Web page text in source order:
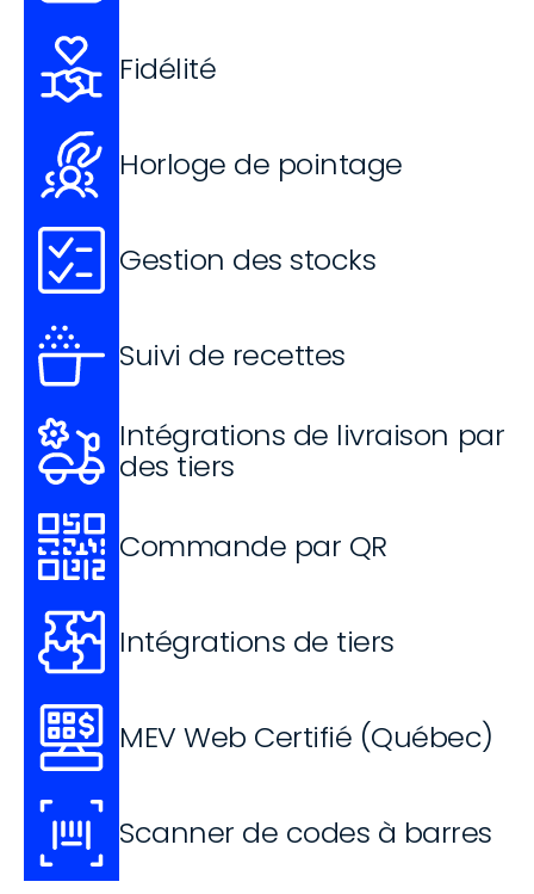
Fidélité
Horloge de pointage
Gestion des stocks
Suivi de recettes
Intégrations de livraison par
des tiers
Commande par QR
Intégrations de tiers
MEV Web Certifié (Québec)
Scanner de codes à barres